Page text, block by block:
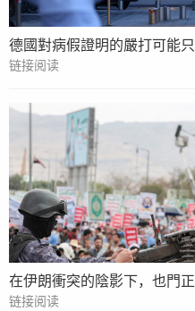
德國對病假證明的嚴打可能
链接阅读
在伊朗衝突的陰影下，也門
链接阅读